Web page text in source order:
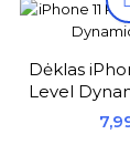
Dėklas
Level